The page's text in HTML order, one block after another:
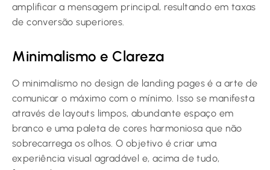
amplificar a mensagem principal, resultando em taxas
de conversão superiores.
Minimalismo e Clareza
O minimalismo no design de landing pages é a arte de
comunicar o máximo com o mínimo. Isso se manifesta
através de layouts limpos, abundante espaço em
branco e uma paleta de cores harmoniosa que não
sobrecarrega os olhos. O objetivo é criar uma
experiência visual agradável e, acima de tudo,